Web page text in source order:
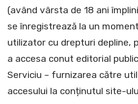
(având vârsta de 18 ani
se înregistrează la un
utilizator cu drepturi depline,
a accesa conut editorial
Serviciu – furnizarea către
accesului la conținutul site-